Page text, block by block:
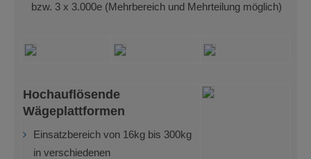
bzw. 3 x 3.000e (Mehrbereich und Mehrteilung möglich)
Hochauflösende
Wägeplattformen
Einsatzbereich von 16kg bis 300kg
in verschiedenen